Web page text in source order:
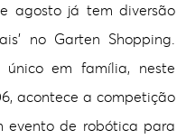
agosto já tem diversão
no Garten Shopping.
único em família, neste
acontece a competição
evento de robótica para